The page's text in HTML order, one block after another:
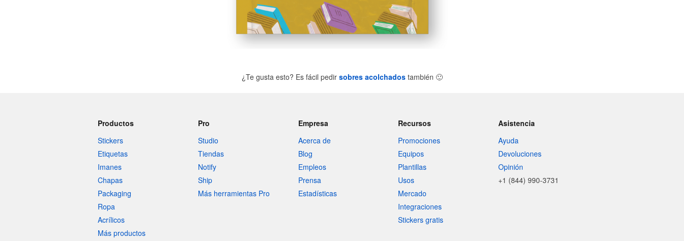
¿Te gusta esto? Es fácil pedir sobres acolchadostambién 🙂
Productos
Stickers
Etiquetas
Imanes
Chapas
Packaging
Ropa
Acrílicos
Más productos
Pro
Studio
Tiendas
Notify
Ship
Más herramientas Pro
Empresa
Acerca de
Blog
Empleos
Prensa
Estadísticas
Recursos
Promociones
Equipos
Plantillas
Usos
Mercado
Integraciones
Stickers gratis
Asistencia
Ayuda
Devoluciones
Opinión
+1 (844) 990-3731